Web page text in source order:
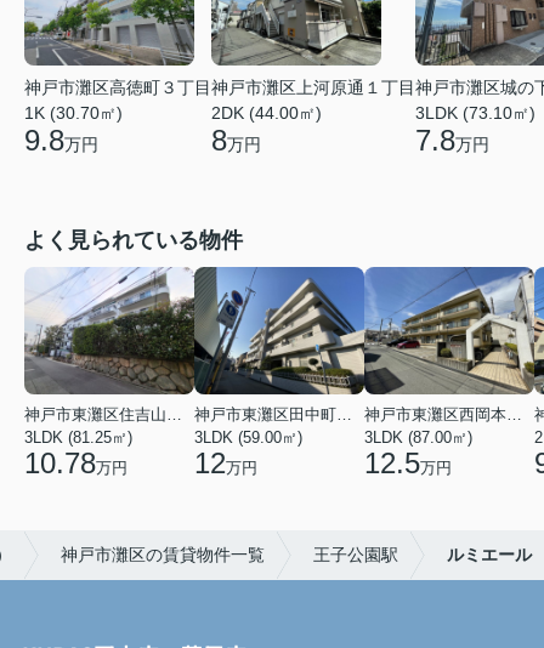
神戸市灘区高徳町３丁目
1K (30.70㎡)
9.8万円
神戸市灘区上河原通１丁目
2DK (44.00㎡)
8万円
神戸市灘区城の
3LDK (73.10㎡)
7.8万円
よく見られている物件
神戸市東灘区住吉山手４丁目
3LDK (81.25㎡)
10.78万円
神戸市東灘区田中町３丁目
3LDK (59.00㎡)
12万円
神戸市東灘区西岡本３丁目
3LDK (87.00㎡)
12.5万円
神戸市灘区の賃貸物件一覧 王子公園駅 ルミエール